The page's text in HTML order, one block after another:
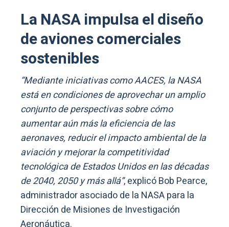
La NASA impulsa el diseño
de aviones comerciales
sostenibles
“Mediante iniciativas como AACES, la NASA
está en condiciones de aprovechar un amplio
conjunto de perspectivas sobre cómo
aumentar aún más la eficiencia de las
aeronaves, reducir el impacto ambiental de la
aviación y mejorar la competitividad
tecnológica de Estados Unidos en las décadas
de 2040, 2050 y más allá”, explicó Bob Pearce,
administrador asociado de la NASA para la
Dirección de Misiones de Investigación
Aeronáutica.